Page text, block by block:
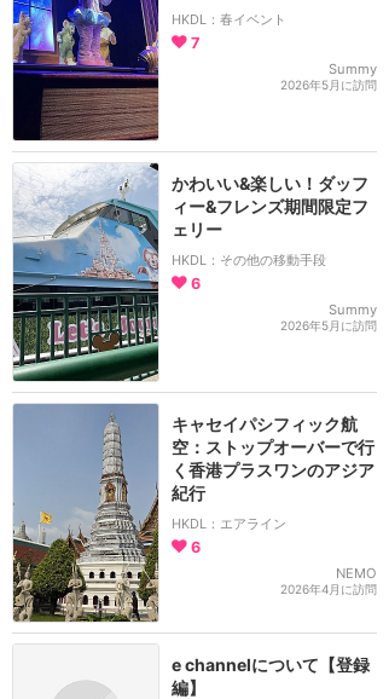
HKDL：春イベント
7
Summy
2026年5月に訪問
かわいい&楽しい！ダッフ
ィー&フレンズ期間限定フ
ェリー
HKDL：その他の移動手段
6
Summy
2026年5月に訪問
キャセイパシフィック航
空：ストップオーバーで行
く香港プラスワンのアジア
紀行
HKDL：エアライン
6
NEMO
2026年4月に訪問
e channelについて【登録
編】